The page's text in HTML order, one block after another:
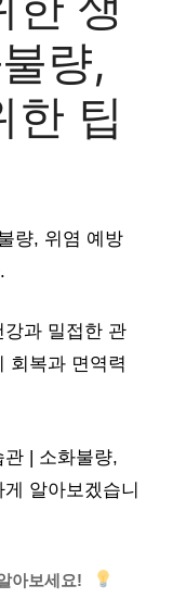
량,
한 팁
량, 위염 예방
과 밀접한 관
회복과 면역력
| 소화불량,
알아보겠습니
아보세요!